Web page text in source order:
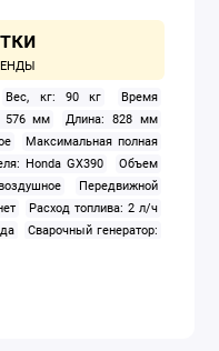
Вес, кг: 90 кг
Время
576 мм
Длина: 828 мм
Максимальная полная
Honda GX390
Объем
Передвижной
Расход топлива: 2 л/ч
Сварочный генератор: